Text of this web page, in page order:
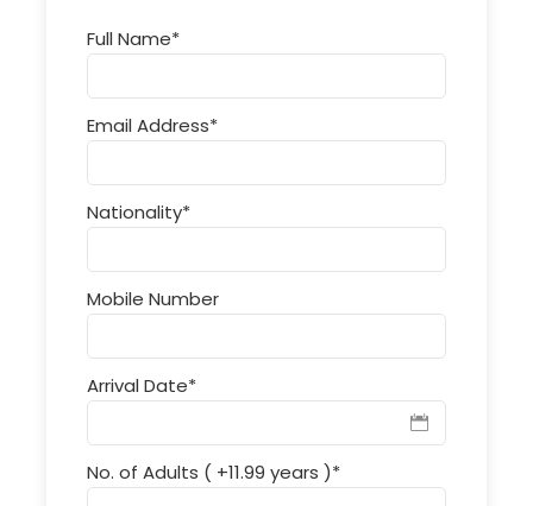
Full Name*
Email Address*
Nationality*
Mobile Number
Arrival Date*
No. of Adults ( +11.99 years )*